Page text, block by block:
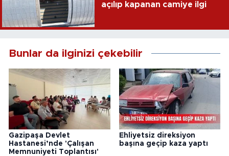
açılıp kapanan camiye ilgi
Bunlar da ilginizi çekebilir
Gazipaşa Devlet
Hastanesi’nde 'Çalışan
Memnuniyeti Toplantısı'
Ehliyetsiz direksiyon
başına geçip kaza yaptı